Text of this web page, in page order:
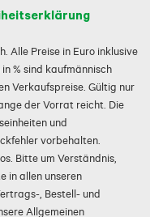
Alle Preise in Euro inklusive
% sind kaufmännisch
Verkaufspreise. Gültig nur
der Vorrat reicht. Die
und
vorbehalten.
Bitte um Verständnis,
in allen unseren
, Bestell- und
Allgemeinen